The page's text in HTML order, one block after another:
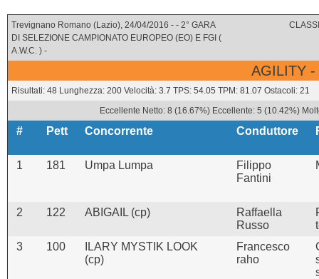
Trevignano Romano (Lazio), 24/04/2016 - - 2° GARA
DI SELEZIONE CAMPIONATO EUROPEO (EO) E FGI (
A.W.C. ) -
AGILITY -
Risultati: 48 Lunghezza: 200 Velocità: 3.7 TPS: 54.05 TPM: 81.07 Ostacoli: 21
Eccellente Netto: 8 (16.67%) Eccellente: 5 (10.42%)
# Pett Concorrente Conduttore
1 181 Umpa Lumpa
Filippo
Fantini
2 122 ABIGAIL (cp)
Raffaella
Russo
3
100
ILARY MYSTIK LOOK
(cp)
Francesco
raho